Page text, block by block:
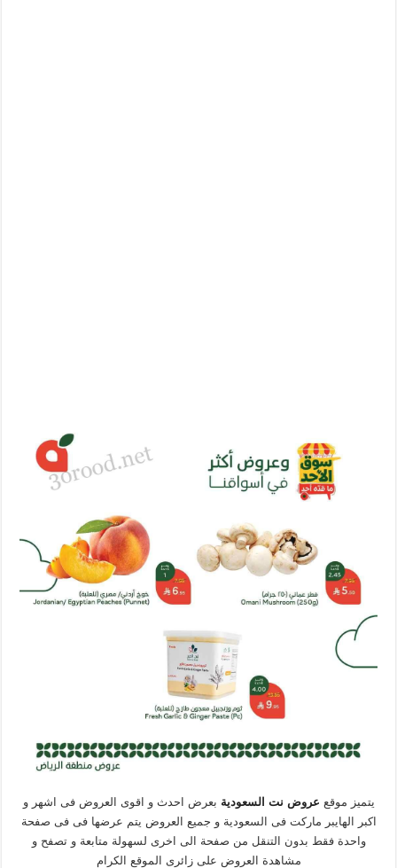
يتميز موقع عروض نت السعوديةبعرض احدث و اقوى العروض فى اشهر و
اكبر الهايبر ماركت فى السعودية و جميع العروض يتم عرضها فى فى صفحة
واحدة فقط بدون التنقل من صفحة الى اخرى لسهولة متابعة و تصفح و
مشاهدة العروض على زائرى الموقع الكرام